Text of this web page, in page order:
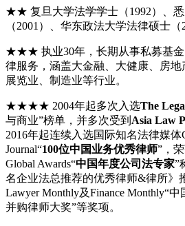
★★ 复旦大学法学学士（1992）、
（2001）、华东政法大学法律硕士（
★★★ 执业30年，长期从事私募基金
律服务，涵盖大金融、大健康、房地
展览业、制造业等行业。
★★★★ 2004年起多次入选The
与商业”榜单，并多次受到 Asia Law
2016年起连续入选国际知名法律媒体
Journal“100位中国业务优秀律师”，
Global Awards“中国年度公司法专家”
名企业法总推荐的优秀律师&律所》
Lawyer Monthly及Finance Monthly“
并购律师大奖”等奖项。